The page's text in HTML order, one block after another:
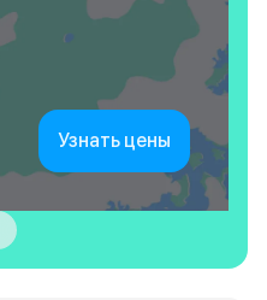
Узнать цены